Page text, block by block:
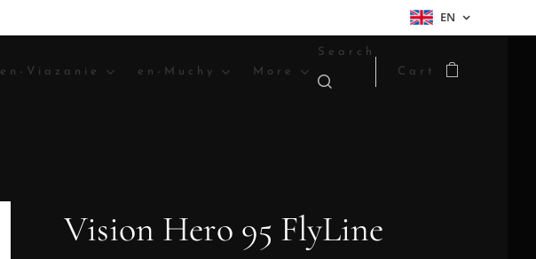
EN
en-Viazanie en-Muchy More
Search
Cart
Vision Hero 95 FlyLine